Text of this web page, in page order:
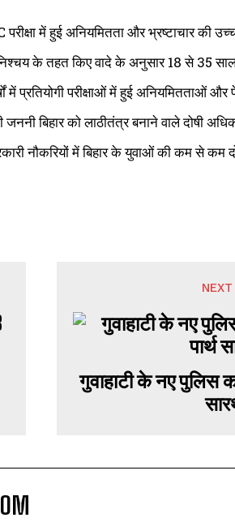
में हुई अनियमितता और भ्रष्टाचार की
के तहत किए वादे के अनुसार 18 से 35 साल के
में प्रतियोगी परीक्षाओं में हुई अनियमितताओं और
बिहार को लाठीतंत्र बनाने वाले दोषी
नौकरियों में बिहार के युवाओं की कम से कम
गुवाहाटी के नए पुलिस